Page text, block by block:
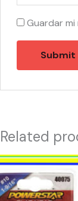
Guardar
Related
49608
-
HW-